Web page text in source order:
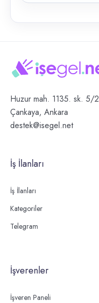
Huzur mah. 1135. sk. 5/2
Çankaya, Ankara
destek@isegel.net
İş İlanları
İş İlanları
Kategoriler
Telegram
İşverenler
İşveren Paneli